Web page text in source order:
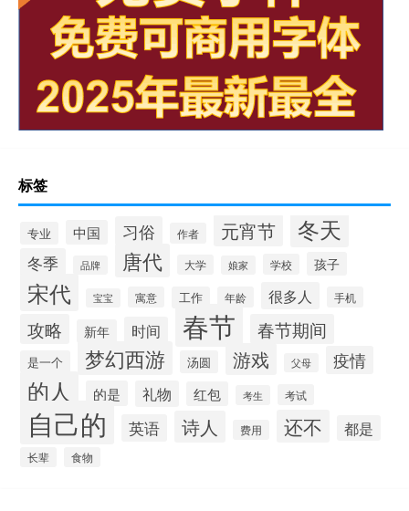
标签
专业 中国 习俗 作者 元宵节 冬天
冬季 品牌 唐代 大学 娘家 学校 孩子
宋代 宝宝 寓意 工作 年龄 很多人 手机
攻略 新年 时间 春节 春节期间
是一个 梦幻西游 汤圆 游戏 父母 疫情
的人 的是 礼物 红包 考生 考试
自己的 英语 诗人 费用 还不 都是
长辈 食物